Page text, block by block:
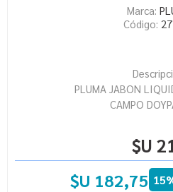
Marca:
Código:
PLUMA JABON
CAMPO
$U
$U 182,75